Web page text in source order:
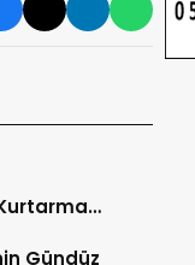
Gündüz